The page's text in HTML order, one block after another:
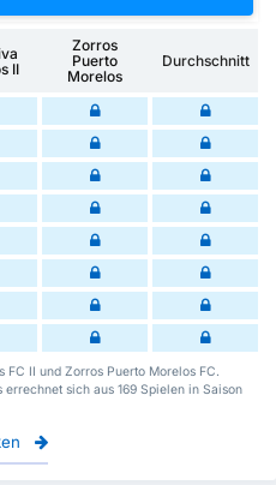
II
Zorros
Puerto
Morelos
Durchschnitt
FC II und Zorros Puerto Morelos FC.
sich aus 169 Spielen in Saison